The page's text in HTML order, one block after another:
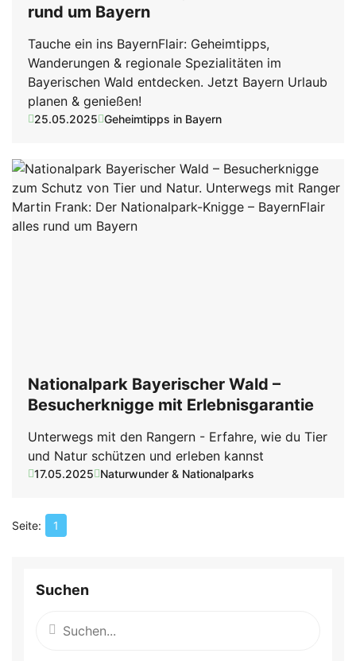
rund um Bayern
Tauche ein ins BayernFlair: Geheimtipps,
Wanderungen & regionale Spezialitäten im
Bayerischen Wald entdecken. Jetzt Bayern Urlaub
planen & genießen!
25.05.2025 Geheimtipps in Bayern
Nationalpark Bayerischer Wald –
Besucherknigge mit Erlebnisgarantie
Unterwegs mit den Rangern - Erfahre, wie du Tier
und Natur schützen und erleben kannst
17.05.2025 Naturwunder & Nationalparks
1
Suchen